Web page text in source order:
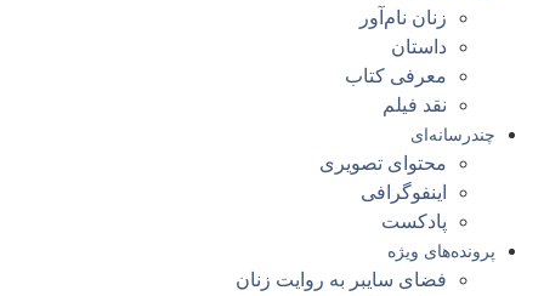
زنان نام‌آور
داستان
معرفی کتاب
نقد فیلم
چندرسانه‌ای
محتوای تصویری
اینفوگرافی
پادکست
پرونده‌های ویژه
فضای سایبر به روایت زنان